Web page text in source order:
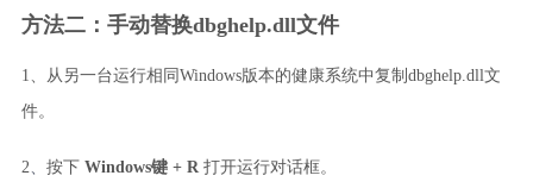
方法二：手动替换dbghelp.dll文件
1、从另一台运行相同Windows版本的健康系统中复制dbghelp.dll文
件。
2、 按下 Windows键 + R 打开运行对话框。